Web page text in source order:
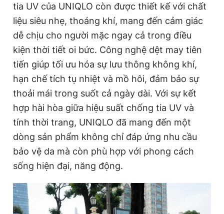
tia UV của UNIQLO còn được thiết kế với chất
liệu siêu nhẹ, thoáng khí, mang đến cảm giác
dễ chịu cho người mặc ngay cả trong điều
kiện thời tiết oi bức. Công nghệ dệt may tiên
tiến giúp tối ưu hóa sự lưu thông không khí,
hạn chế tích tụ nhiệt và mồ hôi, đảm bảo sự
thoải mái trong suốt cả ngày dài. Với sự kết
hợp hài hòa giữa hiệu suất chống tia UV và
tính thời trang, UNIQLO đã mang đến một
dòng sản phẩm không chỉ đáp ứng nhu cầu
bảo vệ da mà còn phù hợp với phong cách
sống hiện đại, năng động.